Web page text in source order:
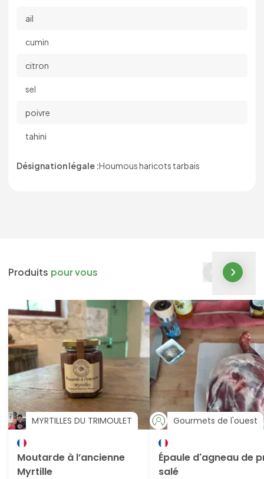
ail
cumin
citron
sel
poivre
tahini
Désignation légale :Houmous haricots tarbais
Produits pour vous
MYRTILLES DU TRIMOULET
Moutarde à l’ancienne
Myrtille
Gourmets de l'ouest
Épaule d'agneau de
salé